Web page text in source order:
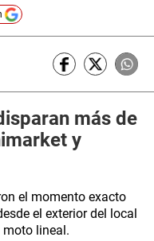
más de
y
el momento exacto
el exterior del local
lineal.